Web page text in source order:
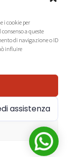
i cookie per
a queste
di navigazione o ID
influire
Rights
assistenza